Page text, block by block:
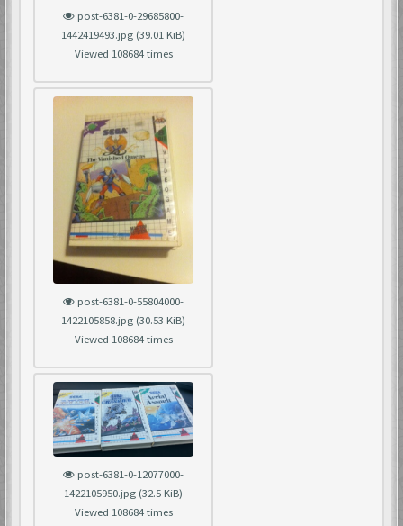
post-6381-0-29685800-
1442419493.jpg (39.01 KiB)
Viewed 108684 times
post-6381-0-55804000-
1422105858.jpg (30.53 KiB)
Viewed 108684 times
post-6381-0-12077000-
1422105950.jpg (32.5 KiB)
Viewed 108684 times